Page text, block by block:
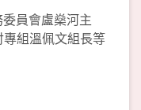
員會盧燊河主
組溫佩文組長等